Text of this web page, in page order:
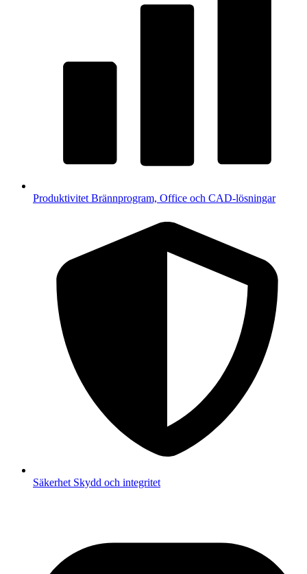
Produktivitet Brännprogram, Office och CAD-lösningar
Säkerhet Skydd och integritet